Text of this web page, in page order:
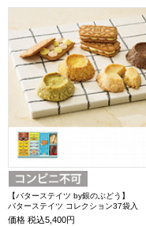
【バターステイツ by銀のぶどう】
バターステイツ コレクション37袋入
価格 税込5,400円